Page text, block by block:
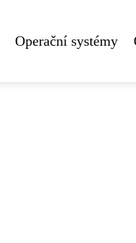
Operační systémy